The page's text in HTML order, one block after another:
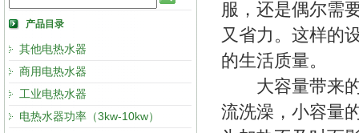
产品目录
其他电热水器
商用电热水器
工业电热水器
电热水器功率（3kw-10kw）
服，还是偶尔需
又省力。这样的
的生活质量。
大容量带来的
流洗澡，小容量